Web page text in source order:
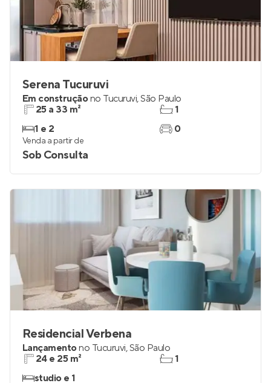
Serena Tucuruvi
Em construçãono Tucuruvi,São Paulo
25 a 33 m²
1 e 2
1
0
Venda a partir de
Sob Consulta
Residencial Verbena
Lançamentono Tucuruvi,São Paulo
24 e 25 m²
studio e 1
1